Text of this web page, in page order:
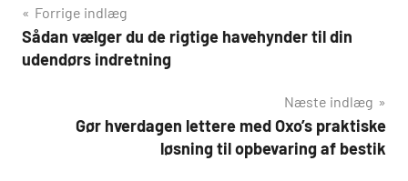
Indlægsnavigation
Forrige indlæg
Sådan vælger du de rigtige havehynder til din
udendørs indretning
Næste indlæg
Gør hverdagen lettere med Oxo’s praktiske
løsning til opbevaring af bestik